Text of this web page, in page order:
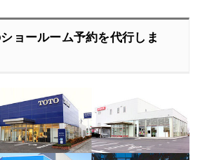
ョールーム予約を代行しま